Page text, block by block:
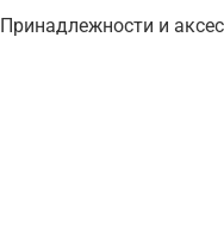
Принадлежности и